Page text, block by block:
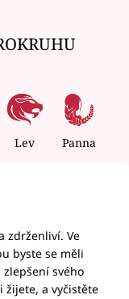
Lev Panna
zdrženliví. Ve
byste se měli
svého
žijete, a vyčistěte